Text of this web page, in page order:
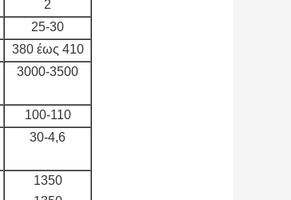
2
25-30
380 έως 410
3000-3500
100-110
30-4,6
1350